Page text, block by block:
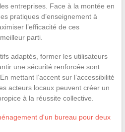
entreprises. Face à la montée en
pratiques d’enseignement à
l’efficacité de ces
parti.
adaptés, former les utilisateurs
une sécurité renforcée sont
mettant l’accent sur l’accessibilité
acteurs locaux peuvent créer un
à la réussite collective.
d'un bureau pour deux